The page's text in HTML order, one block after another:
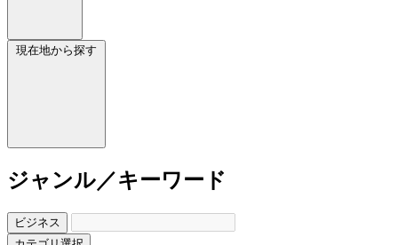
現在地から探す
ジャンル／キーワード
ビジネス